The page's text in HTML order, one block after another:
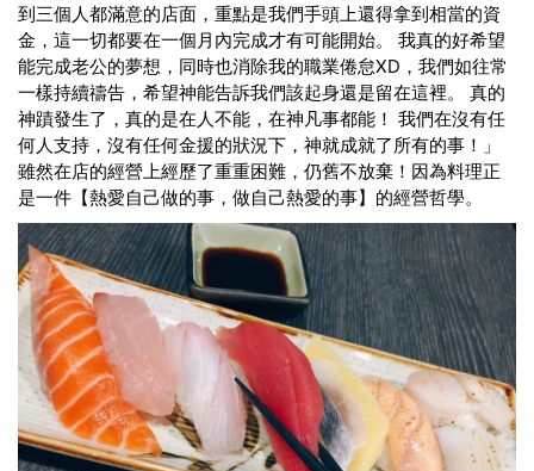
到三個人都滿意的店面，重點是我們手頭上還得拿到相當的資
金，這一切都要在一個月內完成才有可能開始。 我真的好希望
能完成老公的夢想，同時也消除我的職業倦怠XD，我們如往常
一樣持續禱告，希望神能告訴我們該起身還是留在這裡。 真的
神蹟發生了，真的是在人不能，在神凡事都能！ 我們在沒有任
何人支持，沒有任何金援的狀況下，神就成就了所有的事！」
雖然在店的經營上經歷了重重困難，仍舊不放棄！因為料理正
是一件【熱愛自己做的事，做自己熱愛的事】的經營哲學。